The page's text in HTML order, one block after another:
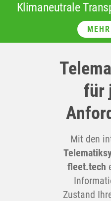
Klimaneutrale
für
Mit den
fleet.tech
Zustand